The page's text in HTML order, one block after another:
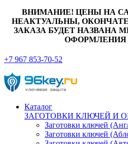
ВНИМАНИЕ! ЦЕНЫ НА
НЕАКТУАЛЬНЫ,
ЗАКАЗА БУДЕТ НАЗВАНА
ОФОРМЛЕНИЯ
+7 967 853-70-52
Каталог
ЗАГОТОВКИ КЛЮЧЕЙ И
Заготовки ключей
Заготовки ключей